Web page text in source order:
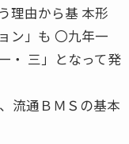
理由から基 本形
ン」も 〇九年一
・ 三」となって発
流通ＢＭＳの基本